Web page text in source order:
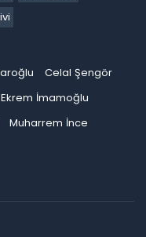
Celal Şengör
Ekrem İmamoğlu
Muharrem İnce